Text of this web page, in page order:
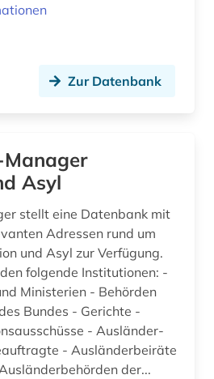
bürgerkrieg libanon (1)
bürgerrechtsbewegung (9)
Zur Datenbank
Asyl
stellt eine Datenbank mit
Adressen rund um
und Asyl zur Verfügung.
folgende Institutionen: -
Ministerien - Behörden
Bundes - Gerichte -
- Ausländer-
- Ausländerbeiräte
der...